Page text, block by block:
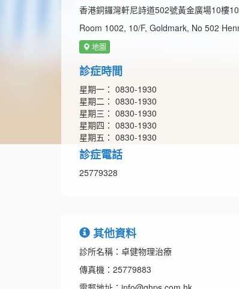
香港銅鑼灣軒尼詩道502號黃金廣場10樓
Room 1002, 10/F, Goldmark, No 502
地圖
診症時間
星期一： 0830-1930
星期二： 0830-1930
星期三： 0830-1930
星期四： 0830-1930
星期五： 0830-1930
診症電話
25779328
其他資料
診所名稱：卓健物理治療
傳真機：25779883